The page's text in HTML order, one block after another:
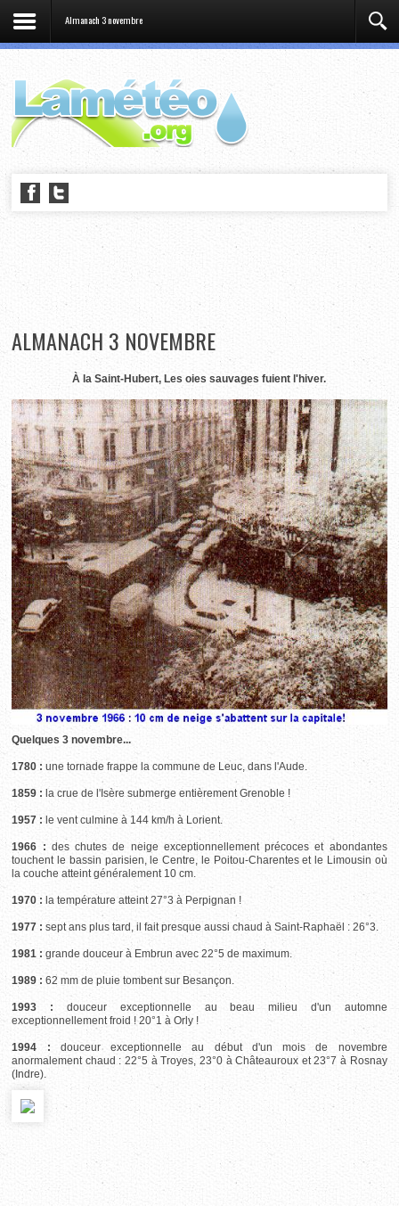
Almanach 3 novembre
ALMANACH 3 NOVEMBRE
À la Saint-Hubert, Les oies sauvages fuient l'hiver.
Quelques 3 novembre...
1780 : une tornade frappe la commune de Leuc, dans l'Aude.
1859 : la crue de l'Isère submerge entièrement Grenoble !
1957 : le vent culmine à 144 km/h à Lorient.
1966 : des chutes de neige exceptionnellement précoces et abondantes
touchent le bassin parisien, le Centre, le Poitou-Charentes et le Limousin où
la couche atteint généralement 10 cm.
1970 : la température atteint 27°3 à Perpignan !
1977 : sept ans plus tard, il fait presque aussi chaud à Saint-Raphaël : 26°3.
1981 : grande douceur à Embrun avec 22°5 de maximum.
1989 : 62 mm de pluie tombent sur Besançon.
1993 : douceur exceptionnelle au beau milieu d'un automne
exceptionnellement froid ! 20°1 à Orly !
1994 : douceur exceptionnelle au début d'un mois de novembre
anormalement chaud : 22°5 à Troyes, 23°0 à Châteauroux et 23°7 à Rosnay
(Indre).